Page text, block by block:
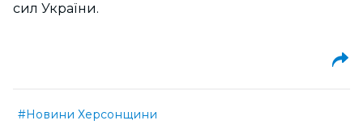
сил України.
#Новини Херсонщини